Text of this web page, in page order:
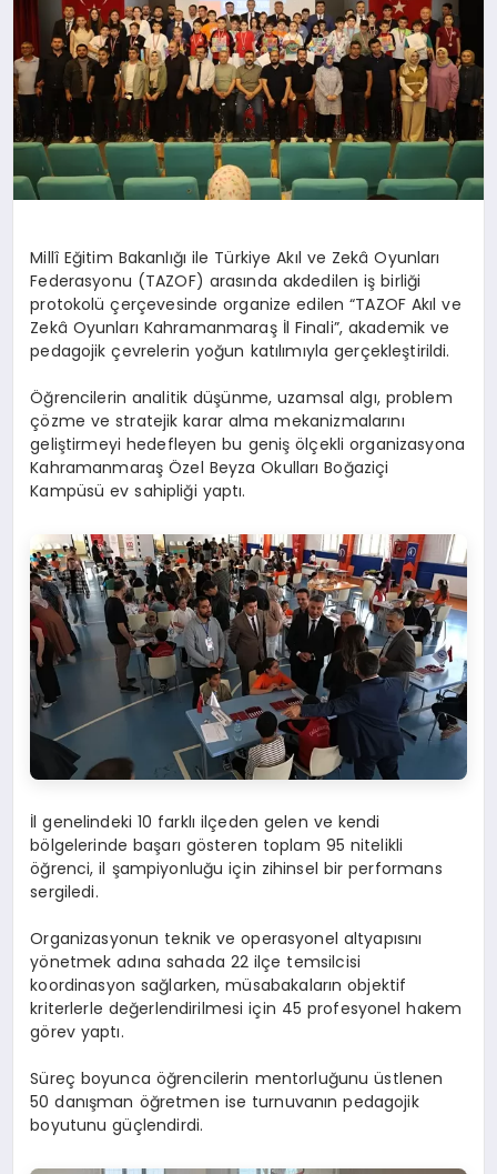
Millî Eğitim Bakanlığı ile Türkiye Akıl ve Zekâ Oyunları
Federasyonu (TAZOF) arasında akdedilen iş birliği
protokolü çerçevesinde organize edilen “TAZOF Akıl ve
Zekâ Oyunları Kahramanmaraş İl Finali”, akademik ve
pedagojik çevrelerin yoğun katılımıyla gerçekleştirildi.
Öğrencilerin analitik düşünme, uzamsal algı, problem
çözme ve stratejik karar alma mekanizmalarını
geliştirmeyi hedefleyen bu geniş ölçekli organizasyona
Kahramanmaraş Özel Beyza Okulları Boğaziçi
Kampüsü ev sahipliği yaptı.
İl genelindeki 10 farklı ilçeden gelen ve kendi
bölgelerinde başarı gösteren toplam 95 nitelikli
öğrenci, il şampiyonluğu için zihinsel bir performans
sergiledi.
Organizasyonun teknik ve operasyonel altyapısını
yönetmek adına sahada 22 ilçe temsilcisi
koordinasyon sağlarken, müsabakaların objektif
kriterlerle değerlendirilmesi için 45 profesyonel hakem
görev yaptı.
Süreç boyunca öğrencilerin mentorluğunu üstlenen
50 danışman öğretmen ise turnuvanın pedagojik
boyutunu güçlendirdi.